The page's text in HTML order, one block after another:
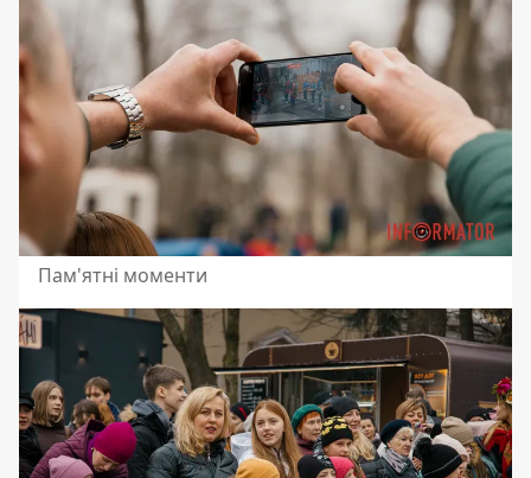
Пам'ятні моменти